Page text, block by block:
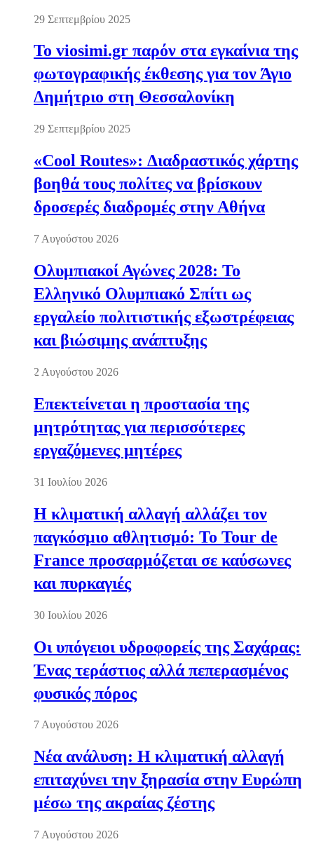
29 Σεπτεμβρίου 2025
Το viosimi.gr παρόν στα εγκαίνια της
φωτογραφικής έκθεσης για τον Άγιο
Δημήτριο στη Θεσσαλονίκη
29 Σεπτεμβρίου 2025
«Cool Routes»: Διαδραστικός χάρτης
βοηθά τους πολίτες να βρίσκουν
δροσερές διαδρομές στην Αθήνα
7 Αυγούστου 2026
Ολυμπιακοί Αγώνες 2028: Το
Ελληνικό Ολυμπιακό Σπίτι ως
εργαλείο πολιτιστικής εξωστρέφειας
και βιώσιμης ανάπτυξης
2 Αυγούστου 2026
Επεκτείνεται η προστασία της
μητρότητας για περισσότερες
εργαζόμενες μητέρες
31 Ιουλίου 2026
Η κλιματική αλλαγή αλλάζει τον
παγκόσμιο αθλητισμό: Το Tour de
France προσαρμόζεται σε καύσωνες
και πυρκαγιές
30 Ιουλίου 2026
Οι υπόγειοι υδροφορείς της Σαχάρας:
Ένας τεράστιος αλλά πεπερασμένος
φυσικός πόρος
7 Αυγούστου 2026
Νέα ανάλυση: Η κλιματική αλλαγή
επιταχύνει την ξηρασία στην Ευρώπη
μέσω της ακραίας ζέστης
7 Αυγούστου 2026